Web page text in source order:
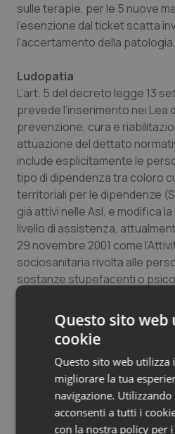
sulle terapie, per le 5 nuove
l'esenzione dal ticket scatta
l'accertamento della patologia.
Ludopatia
L’art. 5 del decreto legge 13
prevede l’inserimento nei Lea
prevenzione, cura e
attuazione del dettato
include esplicitamente le
tipo di dipendenza tra coloro
territoriali per le dipendenze
già attivi nelle Asl, e modifica
livello di assistenza,
29 novembre 2001 come
sociosanitaria rivolta alle
sostanze stupefacenti o
persone con dipendenze
comportamenti di abuso di
il principio che le persone con
ad accedere al Ssn per
hanno bisogno, al pari dei
dipendenze patologiche,
ulteriori oneri dal momento
Questo sito web
cookie
Questo sito web utilizza
migliorare la tua
navigazione.
acconsenti a tutti i
con la nostra policy per